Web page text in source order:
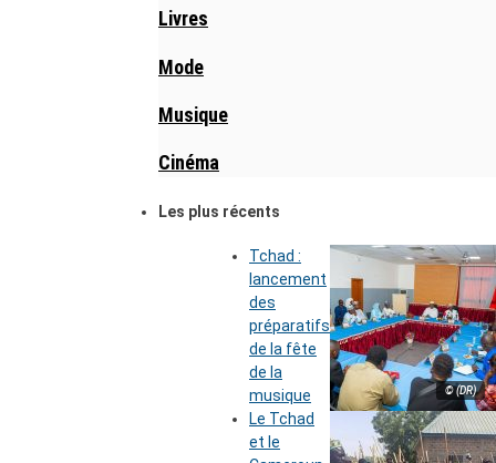
Livres
Mode
Musique
Cinéma
Les plus récents
© (DR)
Tchad :
lancement
des
préparatifs
de la fête
de la
musique
Le Tchad
et le